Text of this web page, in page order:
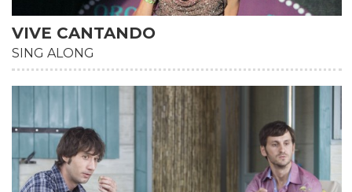
VIVE CANTANDO
SING ALONG